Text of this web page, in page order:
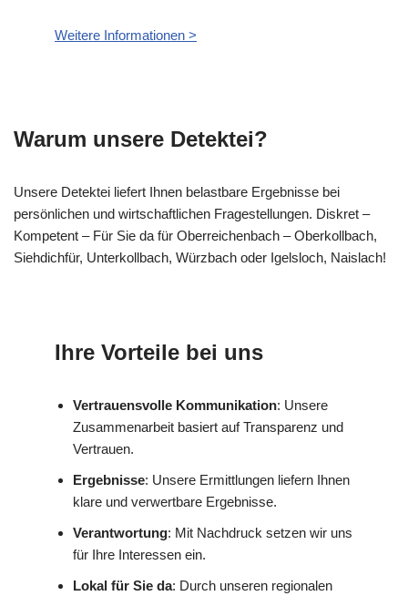
Weitere Informationen >
Warum unsere Detektei?
Unsere Detektei liefert Ihnen belastbare Ergebnisse bei
persönlichen und wirtschaftlichen Fragestellungen. Diskret –
Kompetent – Für Sie da für Oberreichenbach – Oberkollbach,
Siehdichfür, Unterkollbach, Würzbach oder Igelsloch, Naislach!
Ihre Vorteile bei uns
Vertrauensvolle Kommunikation: Unsere
Zusammenarbeit basiert auf Transparenz und
Vertrauen.
Ergebnisse: Unsere Ermittlungen liefern Ihnen
klare und verwertbare Ergebnisse.
Verantwortung: Mit Nachdruck setzen wir uns
für Ihre Interessen ein.
Lokal für Sie da: Durch unseren regionalen